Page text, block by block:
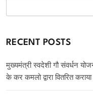
RECENT POSTS
मुख्यमंत्री स्वदेशी गौ संवर्धन
के कर कमलो द्वारा वितरित